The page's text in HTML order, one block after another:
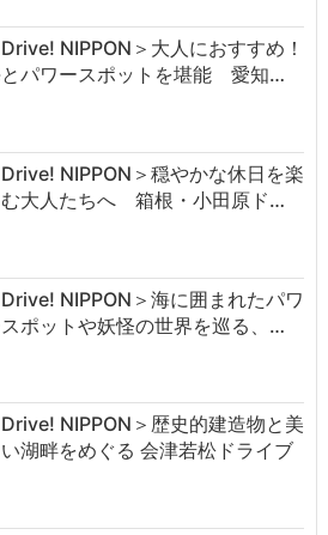
Drive! NIPPON＞大人におすすめ！
パワースポットを堪能 愛知…
Drive! NIPPON＞穏やかな休日を楽
む大人たちへ 箱根・小田原ド…
Drive! NIPPON＞海に囲まれたパワ
ポットや妖怪の世界を巡る、…
Drive! NIPPON＞歴史的建造物と美
い湖畔をめぐる 会津若松ドライブ